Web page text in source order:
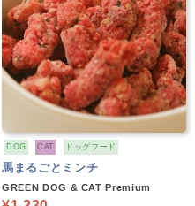
DOG CAT ドッグフード
馬まるごとミンチ
GREEN DOG & CAT Premium